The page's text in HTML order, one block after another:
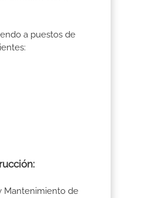
a puestos de
Mantenimiento de